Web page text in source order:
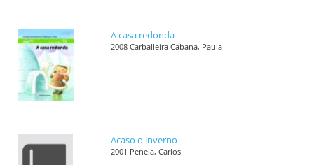
A casa redonda
2008 Carballeira Cabana, Paula
Acaso o inverno
2001 Penela, Carlos